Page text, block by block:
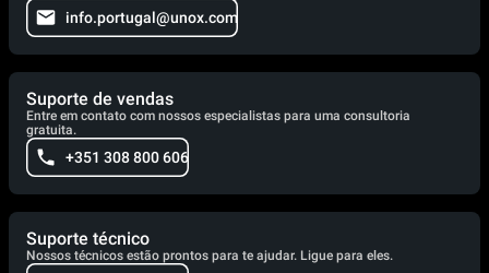
info.portugal@unox.com
Suporte de vendas
Entre em contato com nossos especialistas para uma consultoria
gratuita.
+351 308 800 606
Suporte técnico
Nossos técnicos estão prontos para te ajudar. Ligue para eles.